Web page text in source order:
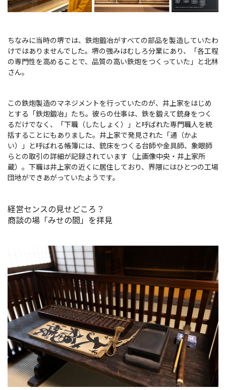
ちなみに当時の堺では、鉄炮鍛冶がすべての部品を製造していたわ
けではありませんでした。堺の強みはむしろ分業にあり、「各工程
の専門性を高めることで、 品質の高い鉄炮をつくっていた」と北林
さん。
この鉄炮製造のマネジメントを行っていたのが、井上家をはじめ
とする「鉄炮鍛冶」たち。彼らの仕事は、鉄を鍛えて銃身をつく
るだけでなく、「下職（したしょく）」と呼ばれた専門職人を統
括することにもありました。井上家で発見された「通（かよ
い）」と呼ばれる帳簿には、銃床をつくる台師や金具師、象眼師
らとの取引の詳細が記録されています （上画像中央・井上家所
蔵） 。下職は井上家の近くに居住しており、界隈にはひとつの工場
団地ができあがっていたようです。
経営センスの見せどころ？
商談の場「みせの間」を拝見